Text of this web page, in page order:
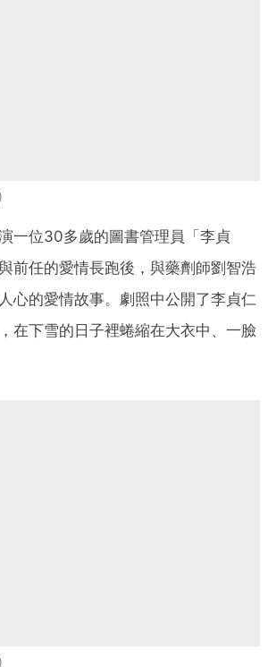
一位30多歲的圖書管理員「李貞
前任的愛情長跑後，與藥劑師劉智浩
心的愛情故事。劇照中公開了李貞仁
在下雪的日子裡蜷縮在大衣中、一臉